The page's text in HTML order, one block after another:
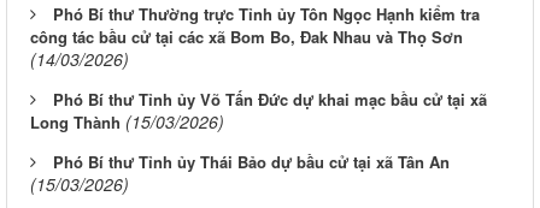
Phó Bí thư Thường trực Tỉnh ủy Tôn Ngọc Hạnh kiểm tra
công tác bầu cử tại các xã Bom Bo, Đak Nhau và Thọ Sơn
(14/03/2026)
Phó Bí thư Tỉnh ủy Võ Tấn Đức dự khai mạc bầu cử tại xã
Long Thành (15/03/2026)
Phó Bí thư Tỉnh ủy Thái Bảo dự bầu cử tại xã Tân An
(15/03/2026)